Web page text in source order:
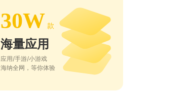
30W 款
海量应用
应用/手游/小游戏
海纳全网，等你体验